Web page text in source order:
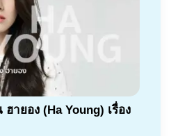
ายอง (Ha Young) เรื่อง